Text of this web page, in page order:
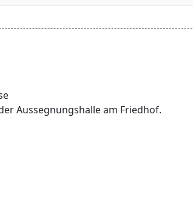
Aussegnungshalle am Friedhof.